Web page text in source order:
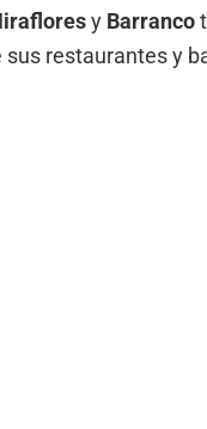
y Barranco
restaurantes y